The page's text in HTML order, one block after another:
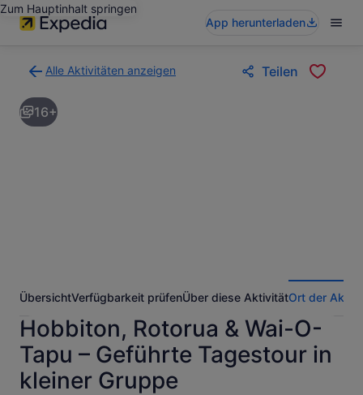
Zum Hauptinhalt springen
App herunterladen
Alle Aktivitäten anzeigen
zur
Ergebnisseite
für
Teilen
16+
ÜbersichtVerfügbarkeit prüfenÜber diese AktivitätOrt der
Hobbiton, Rotorua & Wai-O-
Tapu – Geführte Tagestour in
kleiner Gruppe